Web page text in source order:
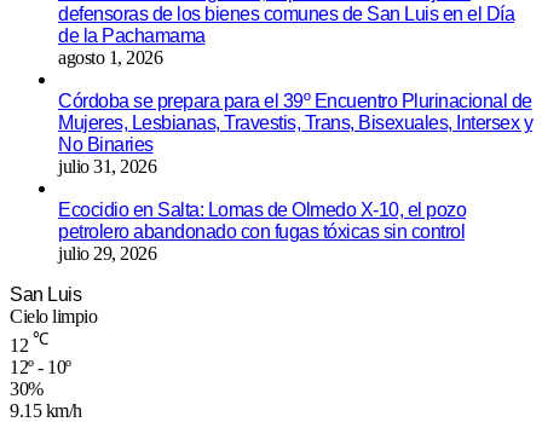
defensoras de los bienes comunes de San Luis en el Día
de la Pachamama
agosto 1, 2026
Córdoba se prepara para el 39º Encuentro Plurinacional de
Mujeres, Lesbianas, Travestis, Trans, Bisexuales, Intersex y
No Binaries
julio 31, 2026
Ecocidio en Salta: Lomas de Olmedo X-10, el pozo
petrolero abandonado con fugas tóxicas sin control
julio 29, 2026
San Luis
Cielo limpio
12 ℃
12º - 10º
30%
9.15 km/h